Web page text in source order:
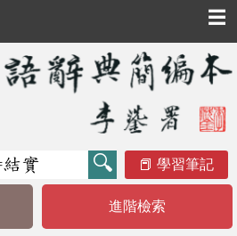
☰
學習筆記
進階檢索